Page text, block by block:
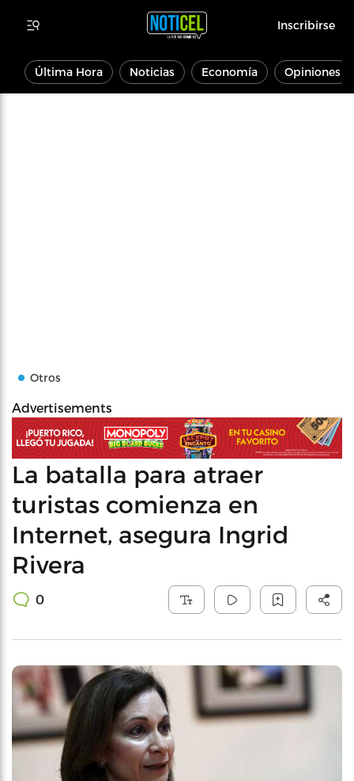
Inscribirse
Última Hora Noticias Economía Opiniones
Otros
Advertisements
La batalla para atraer
turistas comienza en
Internet, asegura Ingrid
Rivera
0